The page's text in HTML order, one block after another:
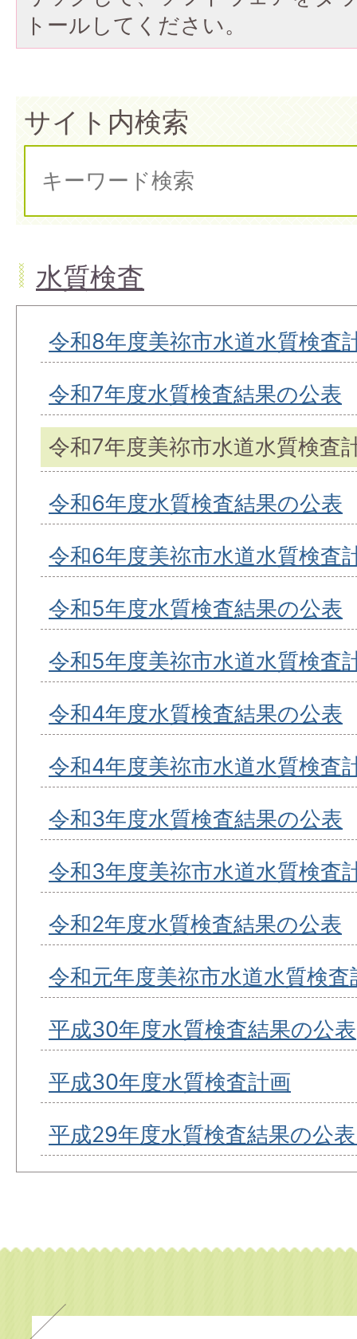
トールしてください。
サイト内検索
水質検査
令和8年度美祢市水道水質検査
令和7年度水質検査結果の公表
令和7年度美祢市水道水質検査
令和6年度水質検査結果の公表
令和6年度美祢市水道水質検査
令和5年度水質検査結果の公表
令和5年度美祢市水道水質検査
令和4年度水質検査結果の公表
令和4年度美祢市水道水質検査
令和3年度水質検査結果の公表
令和3年度美祢市水道水質検査
令和2年度水質検査結果の公表
令和元年度美祢市水道水質検
平成30年度水質検査結果の公表
平成30年度水質検査計画
平成29年度水質検査結果の公